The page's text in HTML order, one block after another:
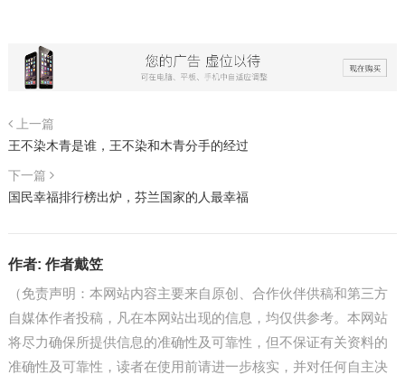
上一篇
王不染木青是谁，王不染和木青分手的经过
下一篇
国民幸福排行榜出炉，芬兰国家的人最幸福
作者: 作者戴笠
（免责声明：本网站内容主要来自原创、合作伙伴供稿和第三方
自媒体作者投稿，凡在本网站出现的信息，均仅供参考。本网站
将尽力确保所提供信息的准确性及可靠性，但不保证有关资料的
准确性及可靠性，读者在使用前请进一步核实，并对任何自主决